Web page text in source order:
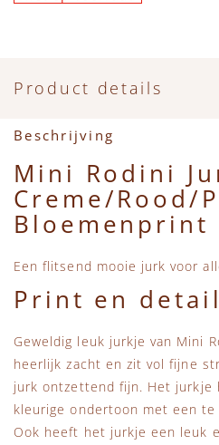
Accessoires
Zwemkleding
Speelgoed
Beren
MarMar Copenhagen
Piupiuchick
Sproet & Sprout
Tiny Cottons
Product details
Beschrijving
Mini Rodini
Creme/Rood/
Bloemenprint
Een flitsend mooie jurk voor
Print en
Geweldig leuk jurkje van Mini
heerlijk zacht en zit vol fijne
jurk ontzettend fijn. Het jurkje
kleurige ondertoon met een
Ook heeft het jurkje een leuk